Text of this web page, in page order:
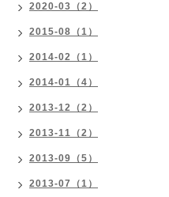
2020-03（2）
2015-08（1）
2014-02（1）
2014-01（4）
2013-12（2）
2013-11（2）
2013-09（5）
2013-07（1）